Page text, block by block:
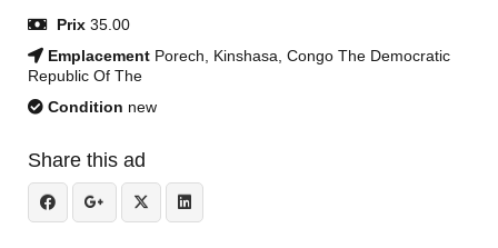
Prix 35.00
Emplacement Porech, Kinshasa, Congo The Democratic
Republic Of The
Condition new
Share this ad